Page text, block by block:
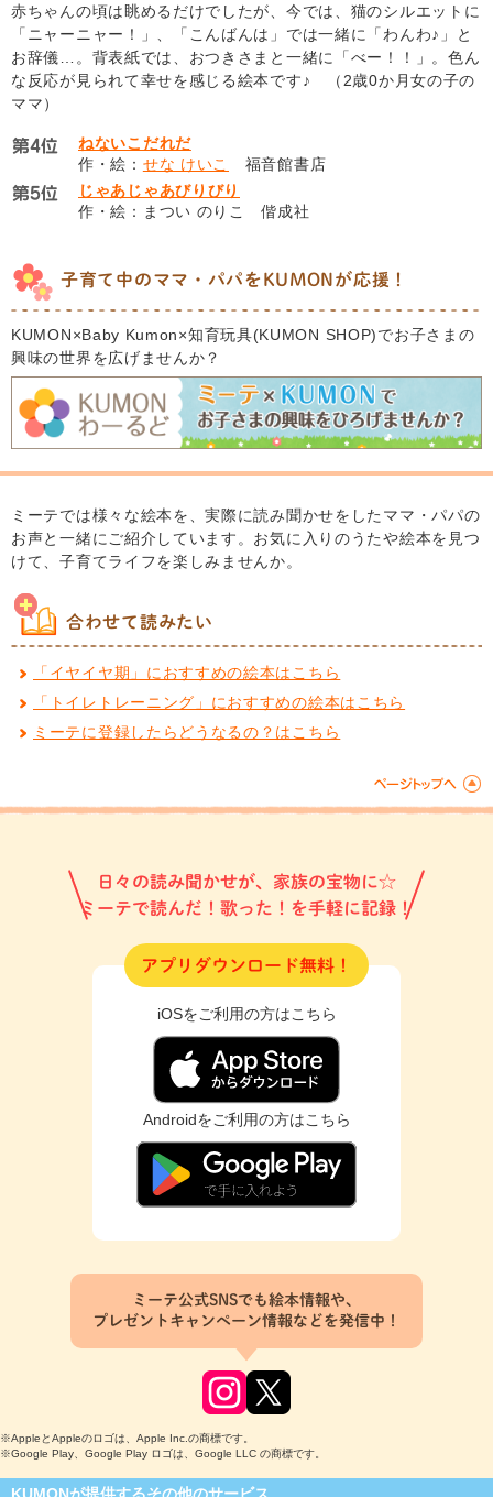
赤ちゃんの頃は眺めるだけでしたが、今では、猫のシルエットに
「ニャーニャー！」、「こんばんは」では一緒に「わんわ♪」と
お辞儀…。背表紙では、おつきさまと一緒に「べー！！」。色ん
な反応が見られて幸せを感じる絵本です♪ （2歳0か月女の子の
ママ）
ねないこだれだ
作・絵： せな けいこ
福音館書店
じゃあじゃあびりびり
作・絵：まつい のりこ 偕成社
子育て中のママ・パパをKUMONが応援！
KUMON×Baby Kumon×知育玩具(KUMON SHOP)でお子さまの
興味の世界を広げませんか？
ミーテでは様々な絵本を、実際に読み聞かせをしたママ・パパの
お声と一緒にご紹介しています。お気に入りのうたや絵本を見つ
けて、子育てライフを楽しみませんか。
合わせて読みたい
「イヤイヤ期」におすすめの絵本はこちら
「トイレトレーニング」におすすめの絵本はこちら
ミーテに登録したらどうなるの？はこちら
日々の読み聞かせが、家族の宝物に☆
ミーテで読んだ！歌った！を手軽に記録！
アプリダウンロード無料！
iOSをご利用の方はこちら
Androidをご利用の方はこちら
ミーテ公式SNSでも絵本情報や、
プレゼントキャンペーン情報などを発信中！
※AppleとAppleのロゴは、Apple Inc.の商標です。
※Google Play、Google Play ロゴは、Google LLC の商標です。
KUMONが提供するその他のサービス